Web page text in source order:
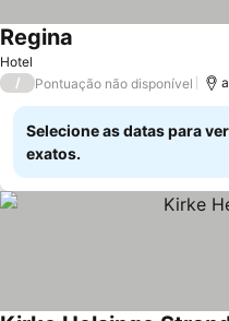
Hotel
Regina
/ Pontuação não disponível
Selecione as datas para
exatos.